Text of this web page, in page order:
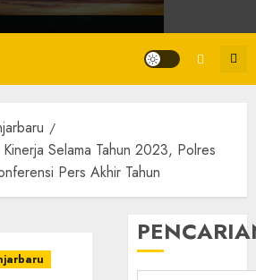
Selama Tahun 2023, Polres
Pers Akhir Tahun